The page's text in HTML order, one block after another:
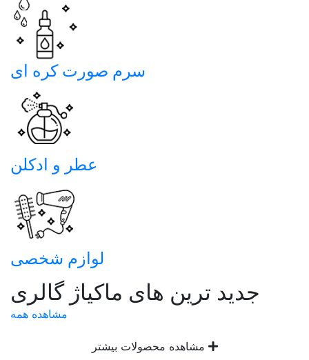
سرم صورت کره ای
عطر و ادکلن
لوازم شخصی
جدید ترین های ماکیاژ گالری
مشاهده همه